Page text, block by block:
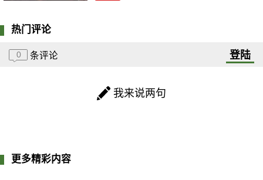
热门评论
0 条评论 登陆
我来说两句
更多精彩内容